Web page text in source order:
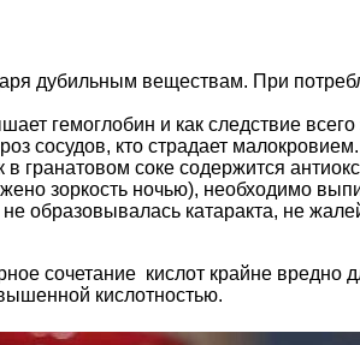
дубильным веществам. При
гемоглобин и как следствие
сосудов, кто страдает малокровием.
гранатовом соке содержится
зоркость ночью), необходимо
образовывалась катаракта, не
сочетание кислот крайне вредно
кислотностью.